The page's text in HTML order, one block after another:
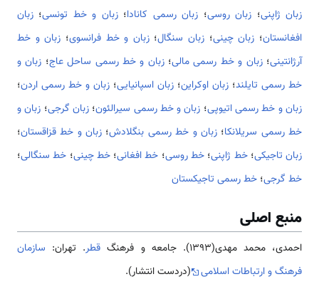
زبان ژاپنی؛ زبان روسی؛ زبان رسمی کانادا؛زبان و خط تونسی؛ زبان
افغانستان؛ زبان چینی؛ زبان سنگال؛زبان و خط فرانسوی؛ زبان و خط
آرژانتینی؛زبان و خط رسمی مالی؛زبان و خط رسمی ساحل عاج؛ زبان و
خط رسمی تایلند؛ زبان اوکراین؛ زبان اسپانیایی؛ زبان و خط رسمی اردن؛
زبان و خط رسمی اتیوپی؛ زبان و خط رسمی سیرالئون؛زبان گرجی؛ زبان و
خط رسمی سریلانکا؛زبان و خط رسمی بنگلادش؛ زبان و خط قزاقستان؛
زبان تاجیکی؛خط ژاپنی؛خط روسی؛ خط افغانی؛خط چینی؛ خط سنگالی؛
خط گرجی؛ خط رسمی تاجیکستان
منبع اصلی
احمدی، محمد مهدی(1393). جامعه و فرهنگ قطر. تهران: سازمان
فرهنگ و ارتباطات اسلامی
(دردست انتشار).